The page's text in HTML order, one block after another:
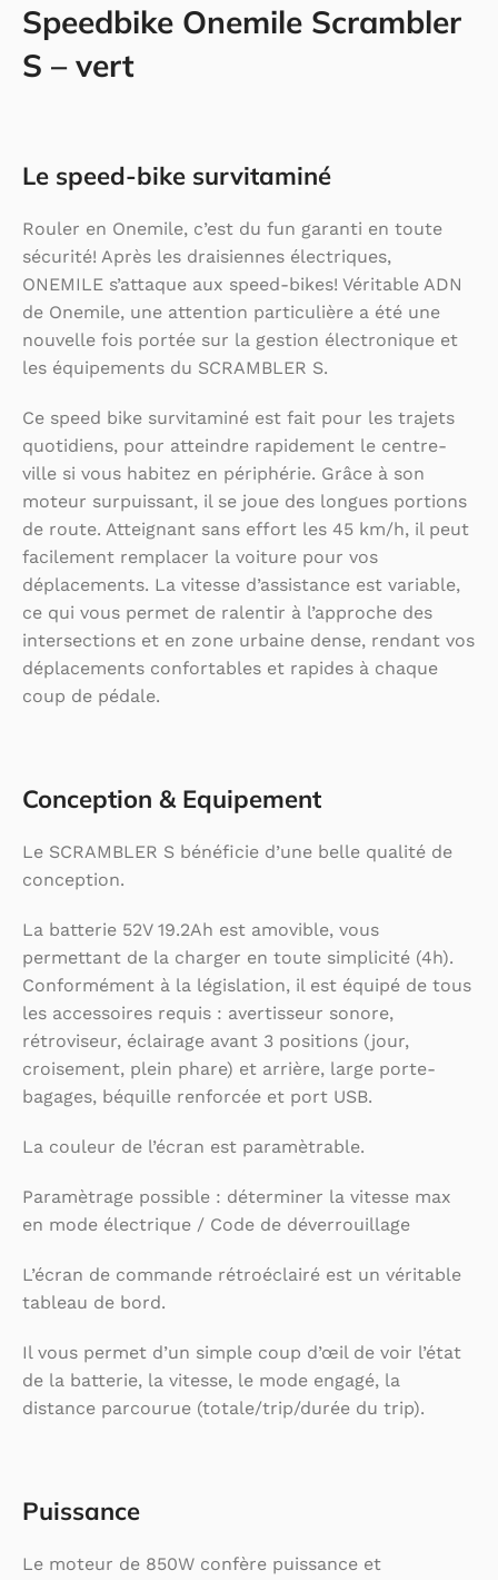
Speedbike Onemile Scrambler
S – vert
Le speed-bike survitaminé
Rouler en Onemile, c’est du fun garanti en toute
sécurité! Après les draisiennes électriques,
ONEMILE s’attaque aux speed-bikes! Véritable ADN
de Onemile, une attention particulière a été une
nouvelle fois portée sur la gestion électronique et
les équipements du SCRAMBLER S.
Ce speed bike survitaminé est fait pour les trajets
quotidiens, pour atteindre rapidement le centre-
ville si vous habitez en périphérie. Grâce à son
moteur surpuissant, il se joue des longues portions
de route. Atteignant sans effort les 45 km/h, il peut
facilement remplacer la voiture pour vos
déplacements. La vitesse d’assistance est variable,
ce qui vous permet de ralentir à l’approche des
intersections et en zone urbaine dense, rendant vos
déplacements confortables et rapides à chaque
coup de pédale.
Conception & Equipement
Le SCRAMBLER S bénéficie d’une belle qualité de
conception.
La batterie 52V 19.2Ah est amovible, vous
permettant de la charger en toute simplicité (4h).
Conformément à la législation, il est équipé de tous
les accessoires requis : avertisseur sonore,
rétroviseur, éclairage avant 3 positions (jour,
croisement, plein phare) et arrière, large porte-
bagages, béquille renforcée et port USB.
La couleur de l’écran est paramètrable.
Paramètrage possible : déterminer la vitesse max
en mode électrique / Code de déverrouillage
L’écran de commande rétroéclairé est un véritable
tableau de bord.
Il vous permet d’un simple coup d’œil de voir l’état
de la batterie, la vitesse, le mode engagé, la
distance parcourue (totale/trip/durée du trip).
Puissance
Le moteur de 850W confère puissance et